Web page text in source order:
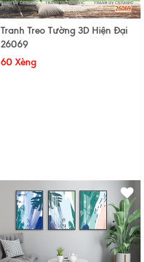
Tranh Treo Tường 3D Hiện Đại
26069
60 Xèng